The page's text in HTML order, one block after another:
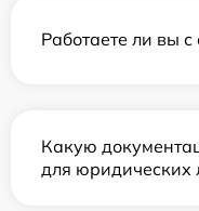
Работаете ли вы
Какую
для юридических